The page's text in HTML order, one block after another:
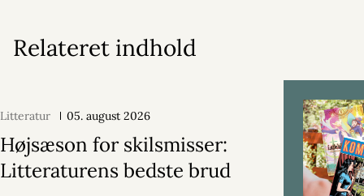
Relateret indhold
Litteratur 05. august 2026
Højsæson for skilsmisser:
Litteraturens bedste brud